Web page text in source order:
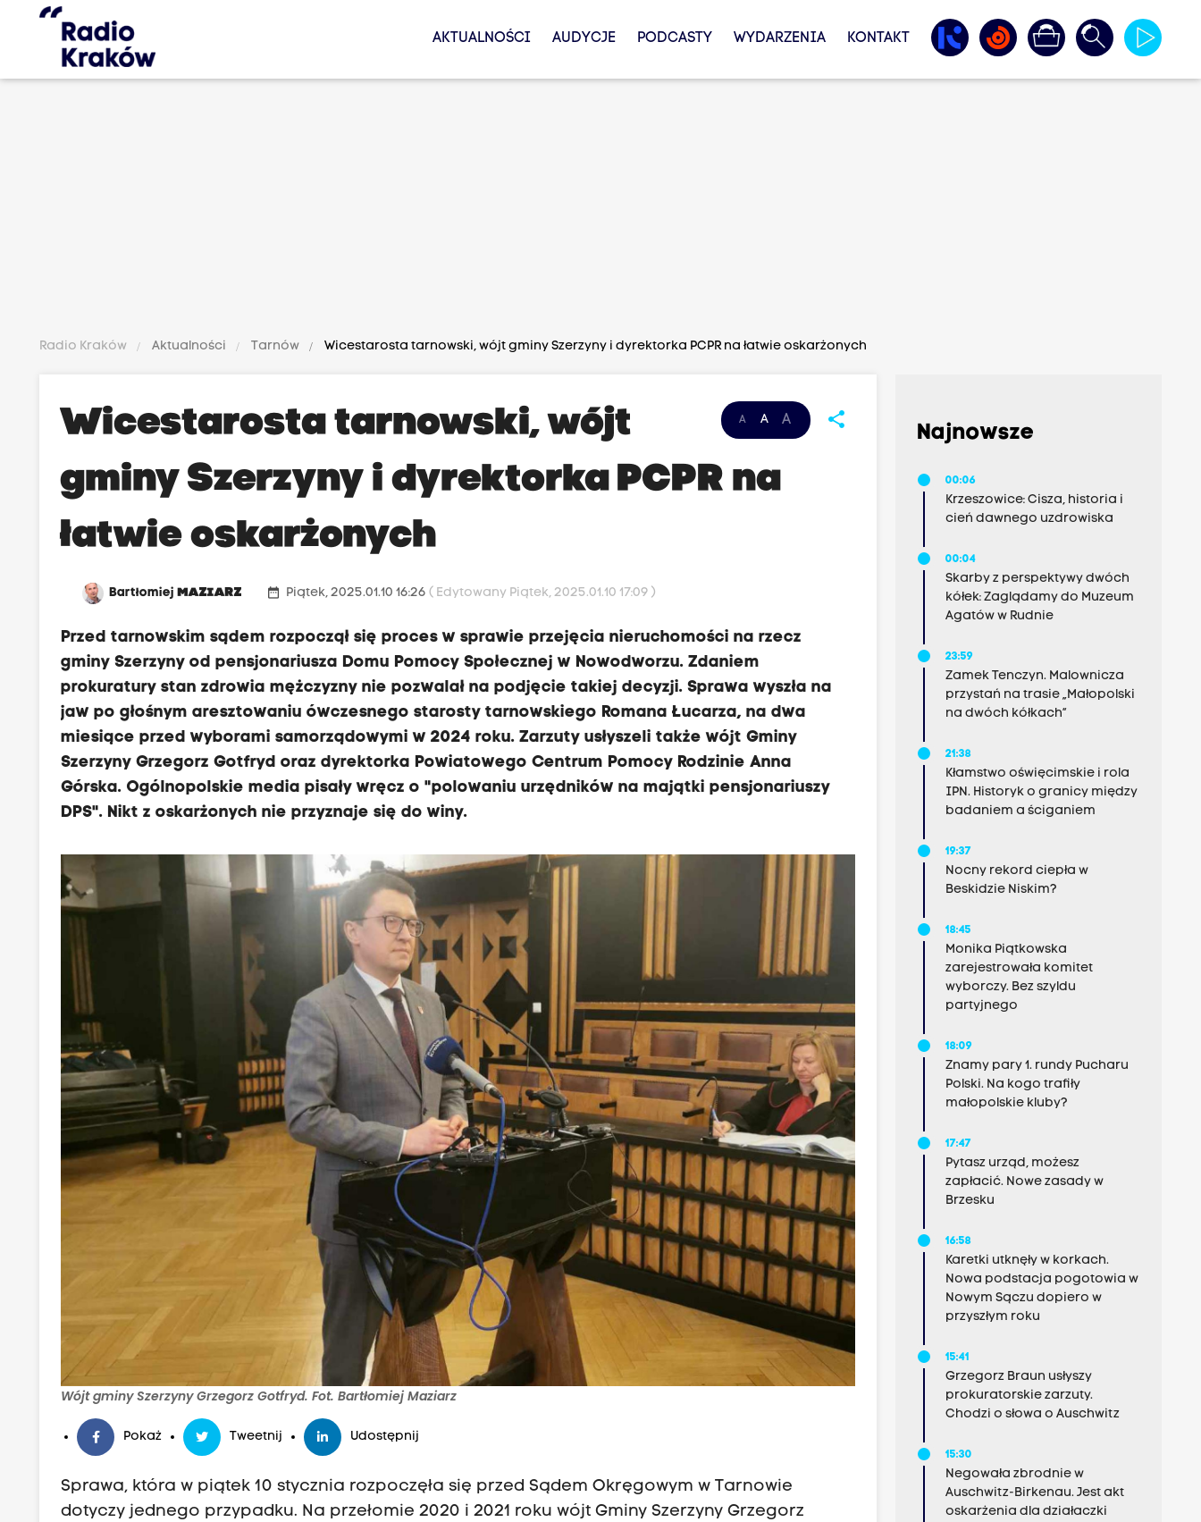
AKTUALNOŚCI AUDYCJE PODCASTY WYDARZENIA KONTAKT
Radio Kraków Aktualności Tarnów Wicestarosta tarnowski, wójt gminy Szerzyny i dyrektorka PCPR na łatwie oskarżonych
A A A share
Wicestarosta tarnowski, wójt
gminy Szerzyny i dyrektorka PCPR na
łatwie oskarżonych
BartłomiejMAZIARZ date_range Piątek, 2025.01.10 16:26( Edytowany Piątek, 2025.01.10 17:09 )
Przed tarnowskim sądem rozpoczął się proces w sprawie przejęcia nieruchomości na rzecz
gminy Szerzyny od pensjonariusza Domu Pomocy Społecznej w Nowodworzu. Zdaniem
prokuratury stan zdrowia mężczyzny nie pozwalał na podjęcie takiej decyzji. Sprawa wyszła na
jaw po głośnym aresztowaniu ówczesnego starosty tarnowskiego Romana Łucarza, na dwa
miesiące przed wyborami samorządowymi w 2024 roku. Zarzuty usłyszeli także wójt Gminy
Szerzyny Grzegorz Gotfryd oraz dyrektorka Powiatowego Centrum Pomocy Rodzinie Anna
Górska. Ogólnopolskie media pisały wręcz o "polowaniu urzędników na majątki pensjonariuszy
DPS". Nikt z oskarżonych nie przyznaje się do winy.
Wójt gminy Szerzyny Grzegorz Gotfryd. Fot. Bartłomiej Maziarz
Pokaż Tweetnij Udostępnij
Sprawa, która w piątek 10 stycznia rozpoczęła się przed Sądem Okręgowym w Tarnowie
dotyczy jednego przypadku. Na przełomie 2020 i 2021 roku wójt Gminy Szerzyny Grzegorz
Najnowsze
00:06
Krzeszowice: Cisza, historia i
cień dawnego uzdrowiska
00:04
Skarby z perspektywy dwóch
kółek: Zaglądamy do Muzeum
Agatów w Rudnie
23:59
Zamek Tenczyn. Malownicza
przystań na trasie „Małopolski
na dwóch kółkach”
21:38
Kłamstwo oświęcimskie i rola
IPN. Historyk o granicy między
badaniem a ściganiem
19:37
Nocny rekord ciepła w
Beskidzie Niskim?
18:45
Monika Piątkowska
zarejestrowała komitet
wyborczy. Bez szyldu
partyjnego
18:09
Znamy pary 1. rundy Pucharu
Polski. Na kogo trafiły
małopolskie kluby?
17:47
Pytasz urząd, możesz
zapłacić. Nowe zasady w
Brzesku
16:58
Karetki utknęły w korkach.
Nowa podstacja pogotowia w
Nowym Sączu dopiero w
przyszłym roku
15:41
Grzegorz Braun usłyszy
prokuratorskie zarzuty.
Chodzi o słowa o Auschwitz
15:30
Negowała zbrodnie w
Auschwitz-Birkenau. Jest akt
oskarżenia dla działaczki